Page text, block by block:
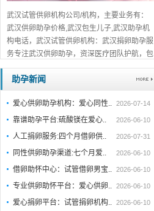
武汉试管供卵机构公司/机构，主要业务有：
武汉供卵助孕价格,武汉包生儿子,武汉助孕机
构电话，武汉试管供卵机构：武汉捐卵助孕服
务专注武汉供卵助孕，资深医疗团队护航，包
生男孩/包生儿子全程服务，正规靠谱，在线
预约咨询！...
助孕新闻
爱心供卵助孕机构：爱心同性.. 2026-07-14
靠谱助孕平台:硫酸镁在爱心.. 2026-06-10
人工捐卵服务:四个月借卵供.. 2026-07-31
同性供卵助孕渠道:七个月爱.. 2026-06-10
借卵助怀中心：试管借卵男宝.. 2026-06-10
专业供卵助怀平台：爱心供卵.. 2026-06-10
爱心捐卵平台：试管捐卵机构.. 2026-06-10